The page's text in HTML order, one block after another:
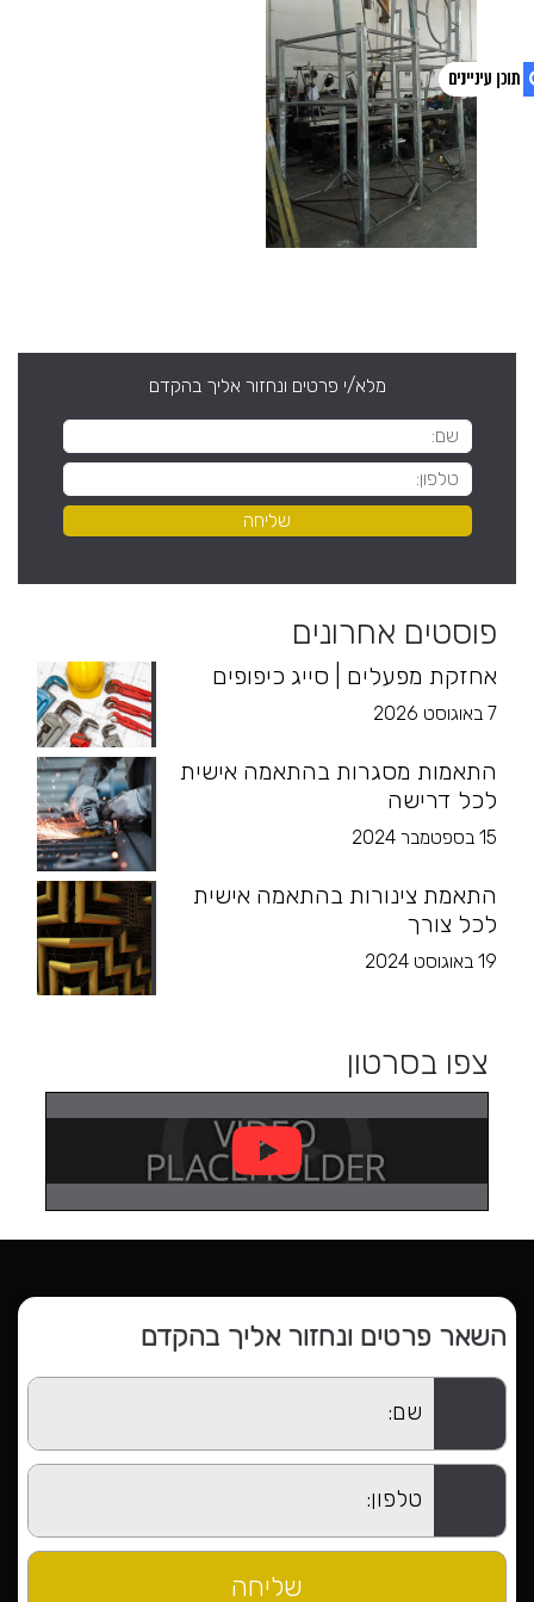
מלא/י פרטים ונחזור אליך בהקדם
פוסטים אחרונים
אחזקת מפעלים | סייג כיפופים
7 באוגוסט 2026
התאמות מסגרות בהתאמה אישית
לכל דרישה
15 בספטמבר 2024
התאמת צינורות בהתאמה אישית
לכל צורך
19 באוגוסט 2024
צפו בסרטון
השאר פרטים ונחזור אליך בהקדם